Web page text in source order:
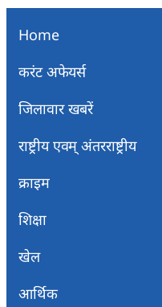
Home
करंट अफेयर्स
जिलावार खबरें
राष्ट्रीय एवम् अंतरराष्ट्रीय
क्राइम
शिक्षा
खेल
आर्थिक